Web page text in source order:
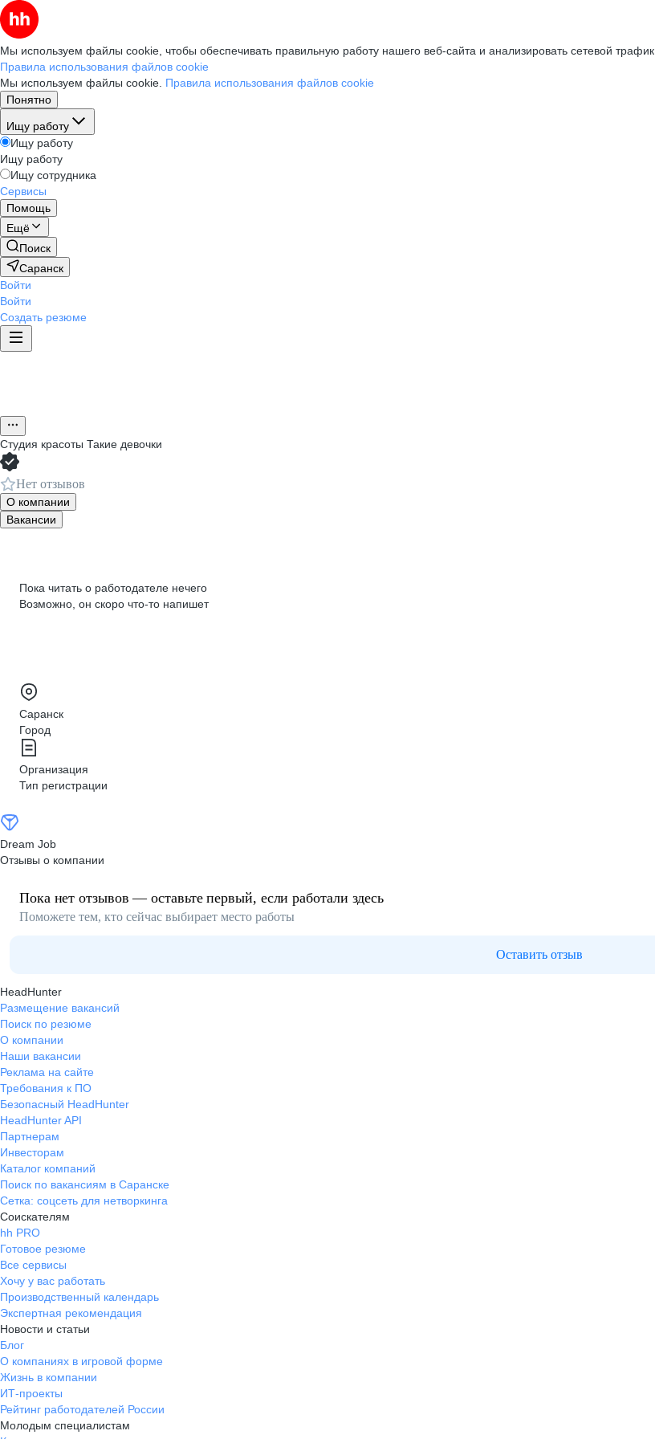
Мы используем файлы cookie, чтобы обеспечивать правильную работу нашего веб-сайта и анализировать сетевой трафик.
Правила использования файлов cookie
Мы используем файлы cookie. Правила использования файлов cookie
Понятно
Ищу работу
Ищу работу
Ищу работу
Ищу сотрудника
Сервисы
Помощь
Ещё
Поиск
Саранск
Войти
Войти
Создать резюме
Студия красоты Такие девочки
Нет отзывов
О компании
Вакансии
Пока читать о работодателе нечего
Возможно, он скоро что‑то напишет
Саранск
Город
Организация
Тип регистрации
Dream Job
Отзывы о компании
Пока нет отзывов — оставьте первый, если работали здесь
Поможете тем, кто сейчас выбирает место работы
Оставить отзыв
HeadHunter
Размещение вакансий
Поиск по резюме
О компании
Наши вакансии
Реклама на сайте
Требования к ПО
Безопасный HeadHunter
HeadHunter API
Партнерам
Инвесторам
Каталог компаний
Поиск по вакансиям в Саранске
Сетка: соцсеть для нетворкинга
Соискателям
hh PRO
Готовое резюме
Все сервисы
Хочу у вас работать
Производственный календарь
Экспертная рекомендация
Новости и статьи
Блог
О компаниях в игровой форме
Жизнь в компании
ИТ-проекты
Рейтинг работодателей России
Молодым специалистам